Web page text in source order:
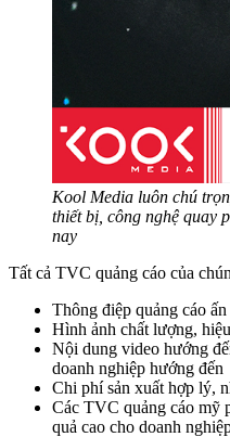
Kool Media luôn chú
thiết bị, công nghệ quay
nay
Tất cả TVC quảng cáo của
Thông điệp quảng cáo
Hình ảnh chất lượng,
Nội dung video hướng
doanh nghiệp hướng đến
Chi phí sản xuất hợp lý,
Các TVC quảng cáo mỹ
quả cao cho doanh